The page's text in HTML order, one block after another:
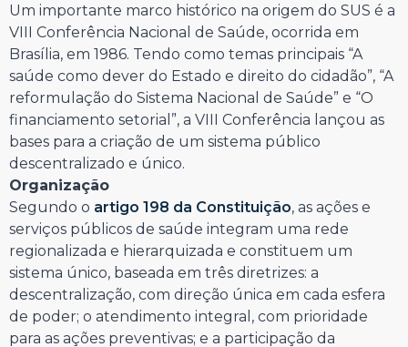
Um importante marco histórico na origem do SUS é a
VIII Conferência Nacional de Saúde, ocorrida em
Brasília, em 1986. Tendo como temas principais “A
saúde como dever do Estado e direito do cidadão”, “A
reformulação do Sistema Nacional de Saúde” e “O
financiamento setorial”, a VIII Conferência lançou as
bases para a criação de um sistema público
descentralizado e único.
Organização
Segundo o artigo 198 da Constituição, as ações e
serviços públicos de saúde integram uma rede
regionalizada e hierarquizada e constituem um
sistema único, baseada em três diretrizes: a
descentralização, com direção única em cada esfera
de poder; o atendimento integral, com prioridade
para as ações preventivas; e a participação da